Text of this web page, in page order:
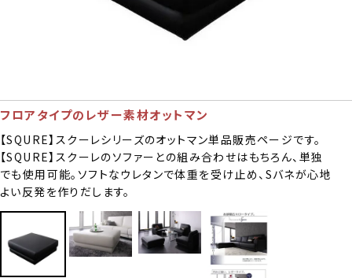
フロアタイプのレザー素材オットマン
【SQURE】スクーレシリーズのオットマン単品販売ページです。
【SQURE】スクーレのソファーとの組み合わせはもちろん、単独
でも使用可能。ソフトなウレタンで体重を受け止め、Sバネが心地
よい反発を作りだします。